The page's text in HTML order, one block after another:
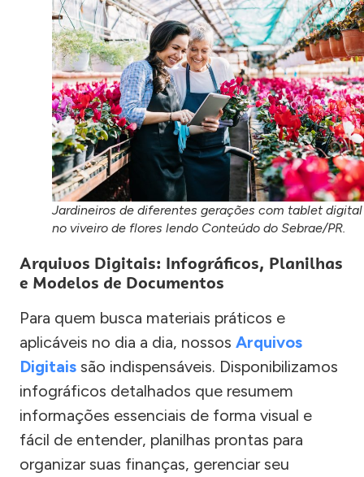
Jardineiros de diferentes gerações com tablet digital
no viveiro de flores lendo Conteúdo do Sebrae/PR.
Arquivos Digitais: Infográficos, Planilhas
e Modelos de Documentos
Para quem busca materiais práticos e
aplicáveis no dia a dia, nossos Arquivos
Digitais são indispensáveis. Disponibilizamos
infográficos detalhados que resumem
informações essenciais de forma visual e
fácil de entender, planilhas prontas para
organizar suas finanças, gerenciar seu